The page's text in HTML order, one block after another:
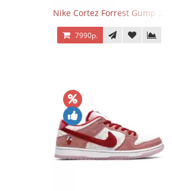
Nike Cortez Forrest Gump 2024
7990р.